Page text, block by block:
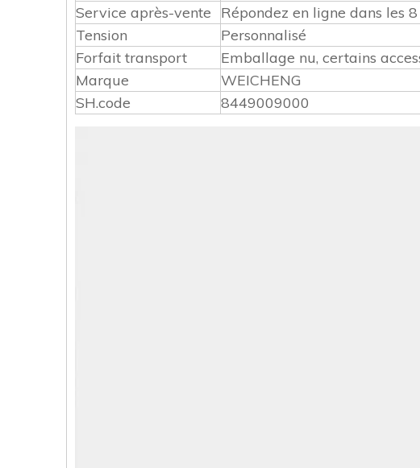
Service après-vente
Répondez en ligne dans les
Tension
Personnalisé
Forfait transport
Emballage nu, certains
Marque
WEICHENG
SH.code
8449009000